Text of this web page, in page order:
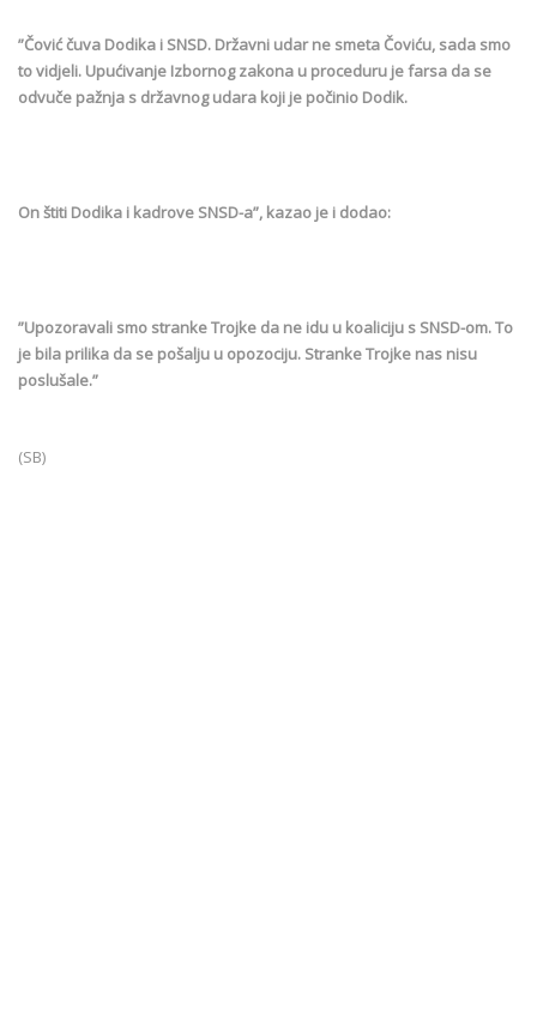
”Čović čuva Dodika i SNSD. Državni udar ne smeta Čoviću, sada smo
to vidjeli. Upućivanje Izbornog zakona u proceduru je farsa da se
odvuče pažnja s državnog udara koji je počinio Dodik.
On štiti Dodika i kadrove SNSD-a”, kazao je i dodao:
”Upozoravali smo stranke Trojke da ne idu u koaliciju s SNSD-om. To
je bila prilika da se pošalju u opozociju. Stranke Trojke nas nisu
poslušale.”
(SB)